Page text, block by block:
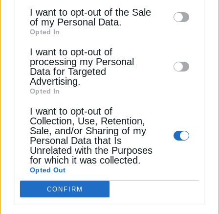
information may also be disclosed by us to
third parties on theIAB’s List of
Downstream Participants
disclose it to other third parties.
I want to opt-out of the Sale
of my Personal Data.
Opted In
I want to opt-out of
processing my Personal
Data for Targeted
Advertising.
Opted In
I want to opt-out of
Collection, Use, Retention,
Sale, and/or Sharing of my
Personal Data that Is
Unrelated with the Purposes
for which it was collected.
Opted Out
CONFIRM
Πολιτείες παραμένουν πλήρως προσηλωμένες στη
στήριξη της ευρωπαϊκής ενεργειακής ασφάλειας
και της απεξάρτησης της Ευρώπης από τη Ρωσία.
Όπως ανέφερε, η Ουάσιγκτον θεωρεί τα έργα του
Κάθετου Διαδρόμου κομβικά για τη νέα
ενεργειακή αρχιτεκτονική της περιοχής και
συνεργάζεται στενά τόσο με την Ευρωπαϊκή
προώθησή τους, καλώντας την ΕΕ να εξετάσει
τυχόν χρηματοδοτικά εργαλεία.
Ο υπουργός Περιβάλλοντος και Ενέργεια
Σταύρος Παπασταύρου επιχείρησε να περιγράψει
τη σημερινή συγκυρία ως μια ιστορική καμπή για
τα Βαλκάνια και τη Νοτιοανατολική Ευρώπη. Η
έννοια της διασυνδεσιμότητας που προωθείται
την Πολιτική Απορρήτου